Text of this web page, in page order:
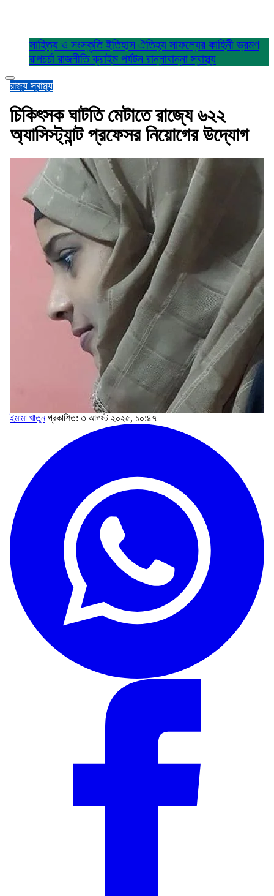
সাহিত্য ও সংস্কৃতিইতিহাস ঐতিহ্য সাফল্যের কাহিনীভ্রমণ
রূপচর্চা রাজনীতিক্রাইম পর্যটন রান্নাবান্নাস্বাস্থ্য
রাজ্যস্বাস্থ্য
চিকিৎসক ঘাটতি মেটাতে রাজ্যে ৬২২
অ্যাসিস্ট্যান্ট প্রফেসর নিয়োগের উদ্যোগ
ইমামা খাতুন প্রকাশিত: ৩ আগস্ট ২০২৫, ১০:৪৭